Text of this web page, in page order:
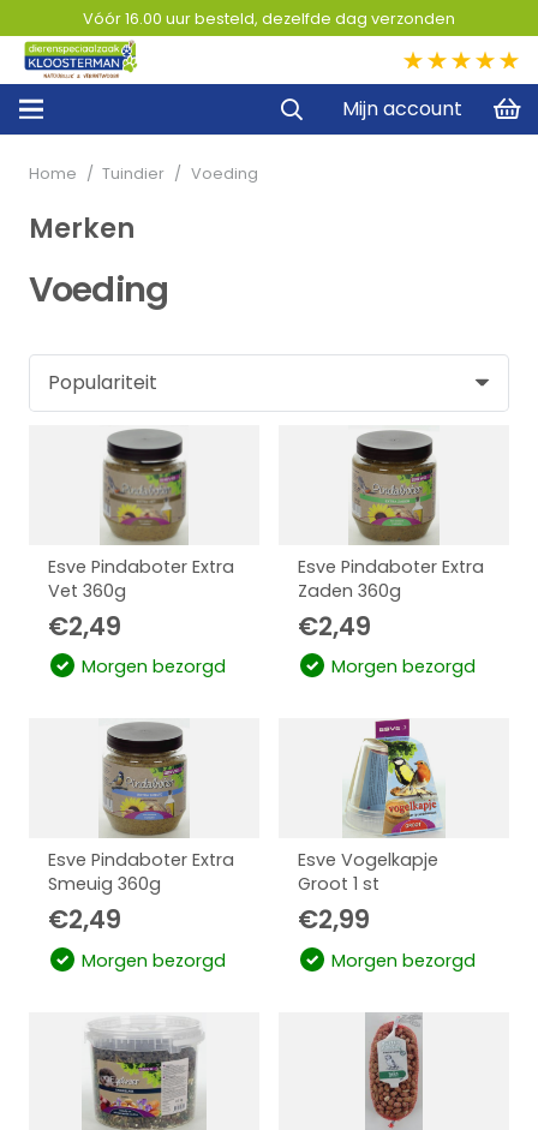
Vóór 16.00 uur besteld, dezelfde dag verzonden
Mijn account
Home / Tuindier / Voeding
Voeding
Esve Pindaboter Extra
Vet 360g
€2,49
Morgen bezorgd
Esve Pindaboter Extra
Zaden 360g
€2,49
Morgen bezorgd
Esve Pindaboter Extra
Smeuig 360g
€2,49
Morgen bezorgd
Esve Vogelkapje
Groot 1 st
€2,99
Morgen bezorgd
Merken